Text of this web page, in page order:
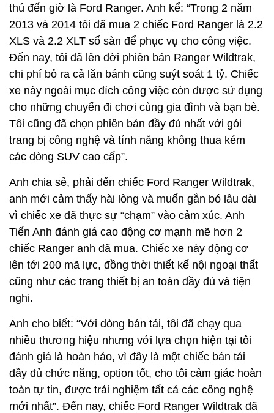
thú đến giờ là Ford Ranger. Anh kể: “Trong 2 năm
2013 và 2014 tôi đã mua 2 chiếc Ford Ranger là 2.2
XLS và 2.2 XLT số sàn để phục vụ cho công việc.
Đến nay, tôi đã lên đời phiên bản Ranger Wildtrak,
chi phí bỏ ra cả lăn bánh cũng suýt soát 1 tỷ. Chiếc
xe này ngoài mục đích công việc còn được sử dụng
cho những chuyến đi chơi cùng gia đình và bạn bè.
Tôi cũng đã chọn phiên bản đầy đủ nhất với gói
trang bị công nghệ và tính năng không thua kém
các dòng SUV cao cấp”.
Anh chia sẻ, phải đến chiếc Ford Ranger Wildtrak,
anh mới cảm thấy hài lòng và muốn gắn bó lâu dài
vì chiếc xe đã thực sự “chạm” vào cảm xúc. Anh
Tiến Anh đánh giá cao động cơ mạnh mẽ hơn 2
chiếc Ranger anh đã mua. Chiếc xe này động cơ
lên tới 200 mã lực, đồng thời thiết kế nội ngoại thất
cũng như các trang thiết bị an toàn đầy đủ và tiện
nghi.
Anh cho biết: “Với dòng bán tải, tôi đã chạy qua
nhiều thương hiệu nhưng với lựa chọn hiện tại tôi
đánh giá là hoàn hảo, vì đây là một chiếc bán tải
đầy đủ chức năng, option tốt, cho tôi cảm giác hoàn
toàn tự tin, được trải nghiệm tất cả các công nghệ
mới nhất”. Đến nay, chiếc Ford Ranger Wildtrak đã